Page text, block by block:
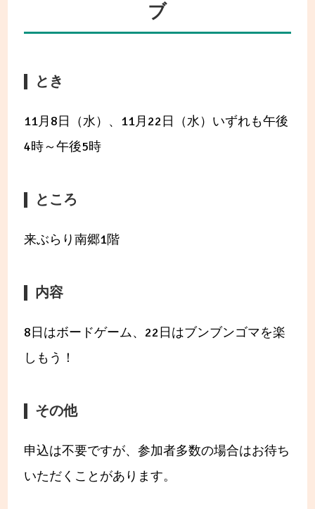
ブ
とき
11月8日（水）、11月22日（水）いずれも午後
4時～午後5時
ところ
来ぶらり南郷1階
内容
8日はボードゲーム、22日はブンブンゴマを楽
しもう！
その他
申込は不要ですが、参加者多数の場合はお待ち
いただくことがあります。